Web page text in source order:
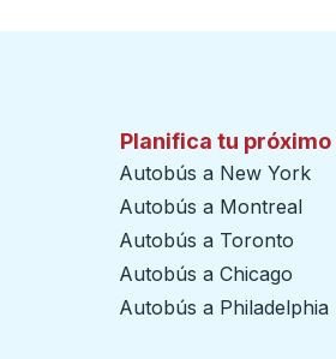
Planifica tu
Autobús a New York
Autobús a Montreal
Autobús a Toronto
Autobús a Chicago
Autobús a Philadelphia